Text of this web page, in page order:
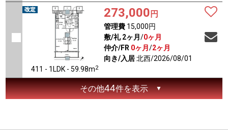
411 - 1LDK - 59.98m2
273,000 円
管理費15,000円
敷/礼 2ヶ月 /0ヶ月
仲介/FR 0ヶ月 /2ヶ月
向き/入居北西/2026/08/01
その他44件を表示